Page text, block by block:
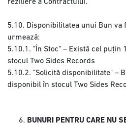
reziliere a Contractului.
5.10. Disponibilitatea unui Bun va
urmează:
5.10.1. "În Stoc" – Există cel puțin
stocul Two Sides Records
5.10.2. "Solicită disponibilitate" –
disponibil în stocul Two Sides
BUNURI PENTRU CARE NU